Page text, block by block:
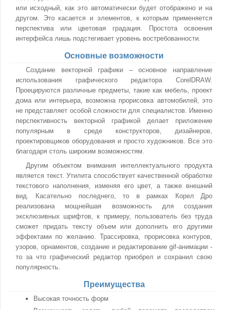
или исходный, как это автоматически будет отображено и на
другом. Это касается и элементов, к которым применяется
перспектива или цветовая градация. Простота освоения
интерфейса лишь подстегивает уровень востребованности.
Основные возможности
Создание векторной графики – основное направление
использования графического редактора CorelDRAW.
Проецируются различные предметы, такие как мебель, проект
дома или интерьера, возможна прорисовка автомобилей, это
не представляет особой сложности для специалистов. Именно
перспективность векторной графикой делает приложение
популярным в среде конструкторов, дизайнеров,
проектировщиков оборудования и просто художников. Все это
благодаря столь широким возможностям.
Другим объектом внимания интеллектуального продукта
является текст. Утилита способствует качественной обработке
текстового наполнения, изменяя его цвет, а также внешний
вид. Касательно последнего, то в рамках Корел Дро
реализована мощнейшая возможность для создания
эксклюзивных шрифтов, к примеру, пользователь без труда
сможет придать тексту объем или дополнить его другими
эффектами по желанию. Трассировка, прорисовка контуров,
узоров, орнаментов, создание и редактирование gif-анимации -
то за что графический редактор приобрел и сохранил свою
популярность.
Преимущества
Высокая точность форм